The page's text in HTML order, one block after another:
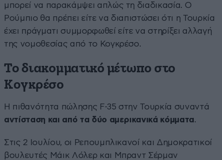
μπορεί να παρακάμψει απλώς τη διαδικασία. Ο
Ρούμπιο θα πρέπει είτε να διαπιστώσει ότι η Τουρκία
έχει πράγματι συμμορφωθεί είτε να στηρίξει αλλαγή
της νομοθεσίας από το Κογκρέσο.
Το διακομματικό μέτωπο στο
Κογκρέσο
Η πιθανότητα πώλησης F-35 στην Τουρκία συναντά
αντίσταση και από τα δύο αμερικανικά κόμματα.
Στις 2 Ιουλίου, οι Ρεπουμπλικανοί και Δημοκρατικοί
βουλευτές Μάικ Λόλερ και Μπραντ Σέρμαν